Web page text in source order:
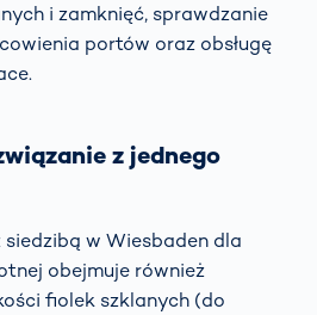
i zamknięć, sprawdzanie
portów oraz obsługę
z jednego
w Wiesbaden dla
obejmuje również
fiolek szklanych (do